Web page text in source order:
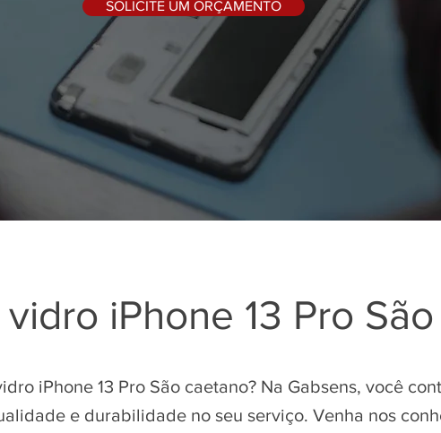
SOLICITE UM ORÇAMENTO
iPhone 13 Pro
iPhone 13 Pro São caetano? Na Gabsens, você
e durabilidade no seu serviço. Venha nos